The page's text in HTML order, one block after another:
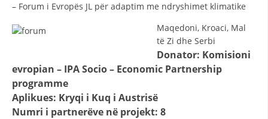
HISTORIA E KRYQIT TË KUQ
– Forum i Evropës JL për adaptim me ndryshimet klimatike
Maqedoni, Kroaci, Mal
të Zi dhe Serbi
Donator: Komisioni
evropian – IPA Socio – Economic Partnership
programme
Aplikues: Kryqi i Kuq i Austrisë
Numri i partnerëve në projekt: 8